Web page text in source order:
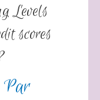
Levels
scores